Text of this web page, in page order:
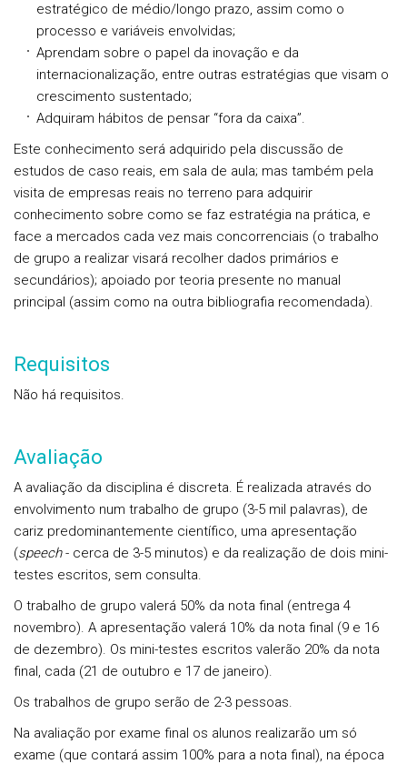
estratégico de médio/longo prazo, assim como o
processo e variáveis envolvidas;
Aprendam sobre o papel da inovação e da
internacionalização, entre outras estratégias que visam o
crescimento sustentado;
Adquiram hábitos de pensar “fora da caixa”.
Este conhecimento será adquirido pela discussão de
estudos de caso reais, em sala de aula; mas também pela
visita de empresas reais no terreno para adquirir
conhecimento sobre como se faz estratégia na prática, e
face a mercados cada vez mais concorrenciais (o trabalho
de grupo a realizar visará recolher dados primários e
secundários); apoiado por teoria presente no manual
principal (assim como na outra bibliografia recomendada).
Requisitos
Não há requisitos.
Avaliação
A avaliação da disciplina é discreta. É realizada através do
envolvimento num trabalho de grupo (3-5 mil palavras), de
cariz predominantemente científico, uma apresentação
(speech- cerca de 3-5 minutos) e da realização de dois mini-
testes escritos, sem consulta.
O trabalho de grupo valerá 50% da nota final (entrega 4
novembro). A apresentação valerá 10% da nota final (9 e 16
de dezembro). Os mini-testes escritos valerão 20% da nota
final, cada (21 de outubro e 17 de janeiro).
Os trabalhos de grupo serão de 2-3 pessoas.
Na avaliação por exame final os alunos realizarão um só
exame (que contará assim 100% para a nota final), na época